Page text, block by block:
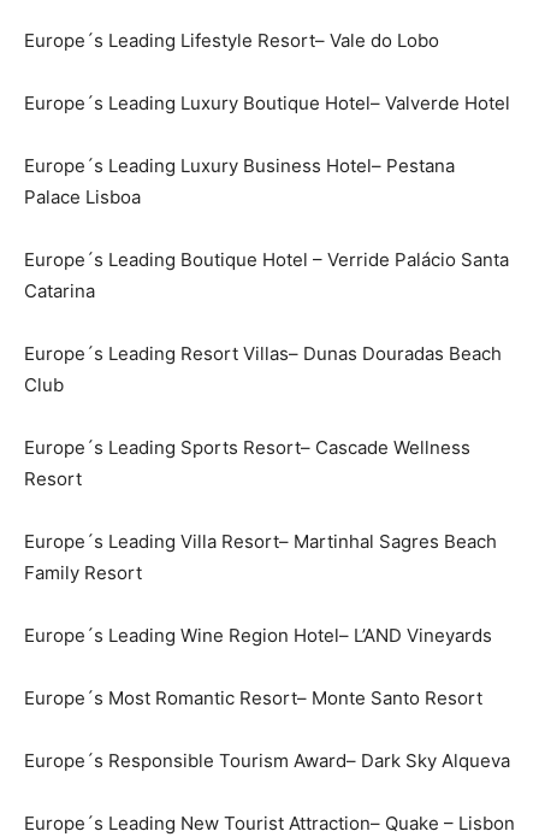
Europe´s Leading Lifestyle Resort– Vale do Lobo
Europe´s Leading Luxury Boutique Hotel– Valverde Hotel
Europe´s Leading Luxury Business Hotel– Pestana
Palace Lisboa
Europe´s Leading Boutique Hotel – Verride Palácio Santa
Catarina
Europe´s Leading Resort Villas– Dunas Douradas Beach
Club
Europe´s Leading Sports Resort– Cascade Wellness
Resort
Europe´s Leading Villa Resort– Martinhal Sagres Beach
Family Resort
Europe´s Leading Wine Region Hotel– L’AND Vineyards
Europe´s Most Romantic Resort– Monte Santo Resort
Europe´s Responsible Tourism Award– Dark Sky Alqueva
Europe´s Leading New Tourist Attraction– Quake – Lisbon